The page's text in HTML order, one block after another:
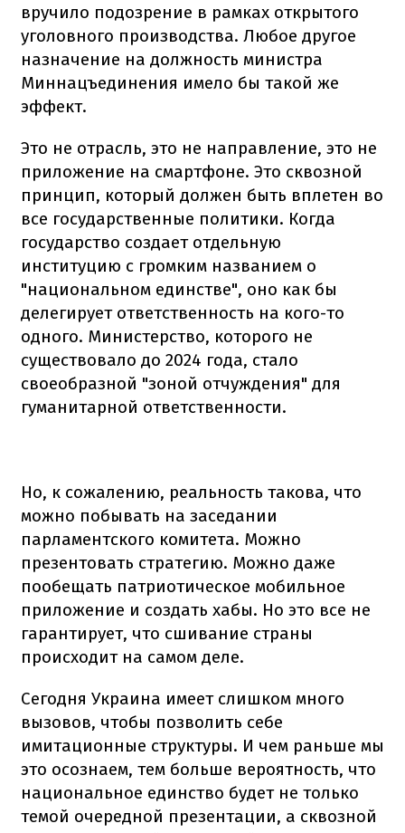
вручило подозрение в рамках открытого
уголовного производства. Любое другое
назначение на должность министра
Миннацъединения имело бы такой же
эффект.
Это не отрасль, это не направление, это не
приложение на смартфоне. Это сквозной
принцип, который должен быть вплетен во
все государственные политики. Когда
государство создает отдельную
институцию с громким названием о
"национальном единстве", оно как бы
делегирует ответственность на кого-то
одного. Министерство, которого не
существовало до 2024 года, стало
своеобразной "зоной отчуждения" для
гуманитарной ответственности.
Но, к сожалению, реальность такова, что
можно побывать на заседании
парламентского комитета. Можно
презентовать стратегию. Можно даже
пообещать патриотическое мобильное
приложение и создать хабы. Но это все не
гарантирует, что сшивание страны
происходит на самом деле.
Сегодня Украина имеет слишком много
вызовов, чтобы позволить себе
имитационные структуры. И чем раньше мы
это осознаем, тем больше вероятность, что
национальное единство будет не только
темой очередной презентации, а сквозной